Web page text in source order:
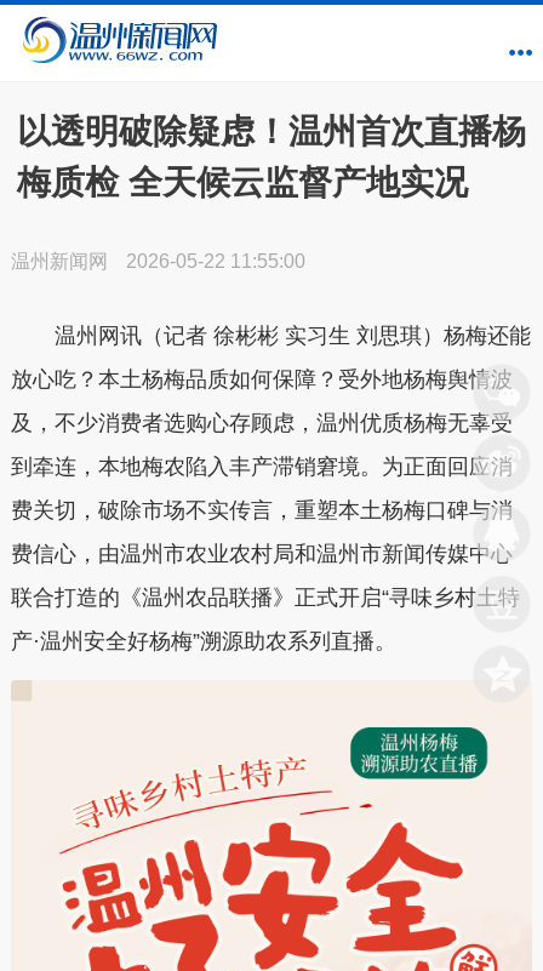
以透明破除疑虑！温州首次直播杨
梅质检 全天候云监督产地实况
温州新闻网 2026-05-22 11:55:00
温州网讯（记者 徐彬彬 实习生 刘思琪）杨梅还能
放心吃？本土杨梅品质如何保障？受外地杨梅舆情波
及，不少消费者选购心存顾虑，温州优质杨梅无辜受
到牵连，本地梅农陷入丰产滞销窘境。为正面回应消
费关切，破除市场不实传言，重塑本土杨梅口碑与消
费信心，由温州市农业农村局和温州市新闻传媒中心
联合打造的《温州农品联播》正式开启“寻味乡村土特
产·温州安全好杨梅”溯源助农系列直播。